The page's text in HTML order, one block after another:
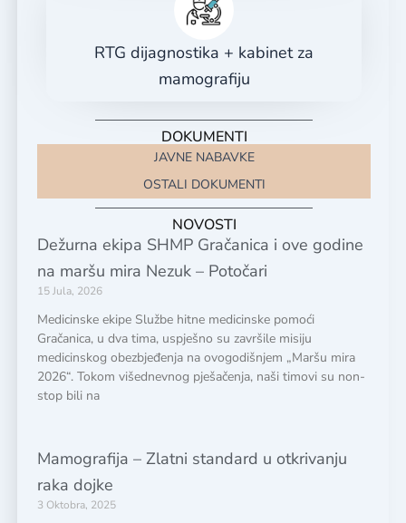
RTG dijagnostika + kabinet za
mamografiju
DOKUMENTI
JAVNE NABAVKE
OSTALI DOKUMENTI
NOVOSTI
Dežurna ekipa SHMP Gračanica i ove godine
na maršu mira Nezuk – Potočari
15 Jula, 2026
Medicinske ekipe Službe hitne medicinske pomoći
Gračanica, u dva tima, uspješno su završile misiju
medicinskog obezbjeđenja na ovogodišnjem „Maršu mira
2026“. Tokom višednevnog pješačenja, naši timovi su non-
stop bili na
Mamografija – Zlatni standard u otkrivanju
raka dojke
3 Oktobra, 2025